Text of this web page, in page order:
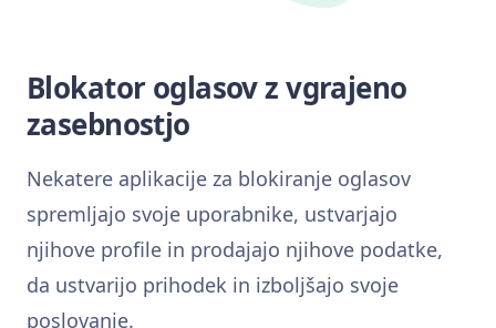
Blokator oglasov z vgrajeno
zasebnostjo
Nekatere aplikacije za blokiranje oglasov
spremljajo svoje uporabnike, ustvarjajo
njihove profile in prodajajo njihove podatke,
da ustvarijo prihodek in izboljšajo svoje
poslovanje.